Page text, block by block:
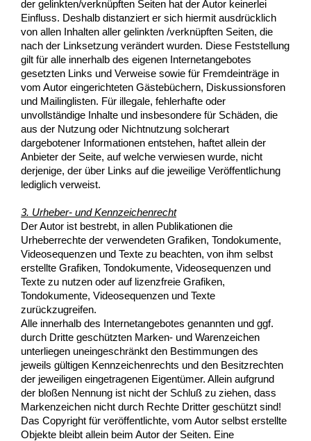
der gelinkten/verknüpften Seiten hat der Autor keinerlei
Einfluss. Deshalb distanziert er sich hiermit ausdrücklich
von allen Inhalten aller gelinkten /verknüpften Seiten, die
nach der Linksetzung verändert wurden. Diese Feststellung
gilt für alle innerhalb des eigenen Internetangebotes
gesetzten Links und Verweise sowie für Fremdeinträge in
vom Autor eingerichteten Gästebüchern, Diskussionsforen
und Mailinglisten. Für illegale, fehlerhafte oder
unvollständige Inhalte und insbesondere für Schäden, die
aus der Nutzung oder Nichtnutzung solcherart
dargebotener Informationen entstehen, haftet allein der
Anbieter der Seite, auf welche verwiesen wurde, nicht
derjenige, der über Links auf die jeweilige Veröffentlichung
lediglich verweist.
3. Urheber- und Kennzeichenrecht
Der Autor ist bestrebt, in allen Publikationen die
Urheberrechte der verwendeten Grafiken, Tondokumente,
Videosequenzen und Texte zu beachten, von ihm selbst
erstellte Grafiken, Tondokumente, Videosequenzen und
Texte zu nutzen oder auf lizenzfreie Grafiken,
Tondokumente, Videosequenzen und Texte
zurückzugreifen.
Alle innerhalb des Internetangebotes genannten und ggf.
durch Dritte geschützten Marken- und Warenzeichen
unterliegen uneingeschränkt den Bestimmungen des
jeweils gültigen Kennzeichenrechts und den Besitzrechten
der jeweiligen eingetragenen Eigentümer. Allein aufgrund
der bloßen Nennung ist nicht der Schluß zu ziehen, dass
Markenzeichen nicht durch Rechte Dritter geschützt sind!
Das Copyright für veröffentlichte, vom Autor selbst erstellte
Objekte bleibt allein beim Autor der Seiten. Eine